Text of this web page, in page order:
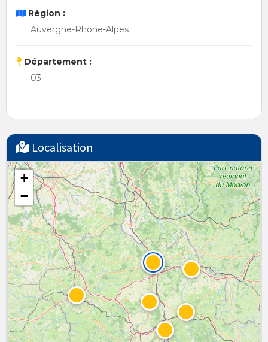
Région :
Auvergne-Rhône-Alpes
Département :
03
Localisation
+
−